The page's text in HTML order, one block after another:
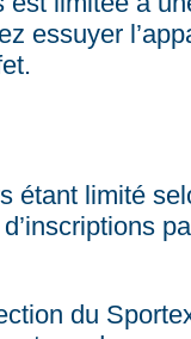
essuyer
étant limité
du